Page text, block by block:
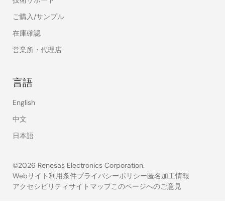
ご購入/サンプル
在庫確認
営業所・代理店
言語
English
中文
日本語
©2026 Renesas Electronics Corporation.
Legal
Webサイト利用条件プライバシーポリシー匿名加工情報
アクセシビリティサイトマップこのページへのご意見